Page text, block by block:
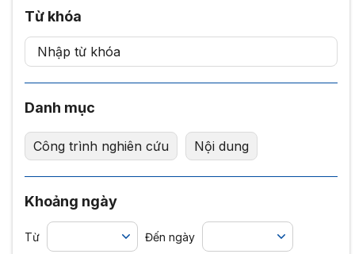
Từ khóa
Danh mục
Công trình nghiên cứu Nội dung
Khoảng ngày
Từ Đến ngày